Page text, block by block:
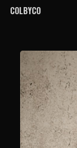
COLBYCO